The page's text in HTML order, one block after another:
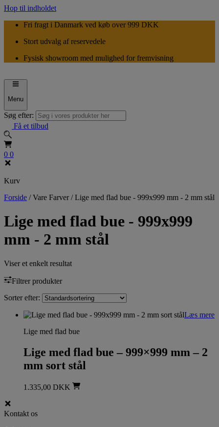
Hop til indholdet
Fri fragt i Danmark ved køb over 999 DKK
Stort udvalg af reservedele
Fysisk showroom med mulighed for fremvisning
Menu
Søg efter:
Få et tilbud
0 0
Kurv
Forside /Vare Farver /Lige med flad bue - 999x999 mm - 2 mm stål
Lige med flad bue - 999x999
mm - 2 mm stål
Viser et enkelt resultat
Filtrer produkter
Sorter efter:
Læs mere
Lige med flad bue
Lige med flad bue – 999×999 mm – 2
mm sort stål
1.335,00 DKK
Kontakt os